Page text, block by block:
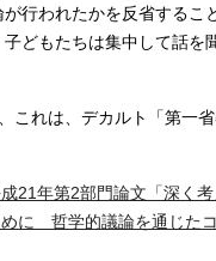
行われたかを反省するこ
子どもたちは集中して話を
これは、デカルト「第一
21年第2部門論文「深く考
に 哲学的議論を通じた